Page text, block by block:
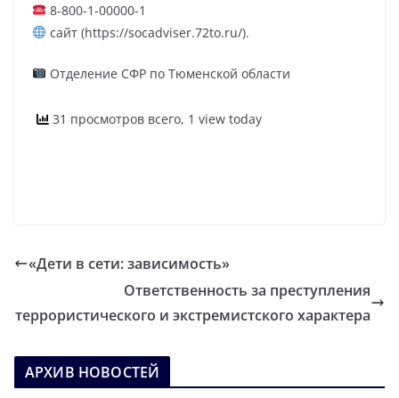
8-800-1-00000-1
сайт (https://socadviser.72to.ru/).
Отделение СФР по Тюменской области
31 просмотров всего, 1 view today
«Дети в сети: зависимость»
Ответственность за преступления
террористического и экстремистского характера
АРХИВ НОВОСТЕЙ